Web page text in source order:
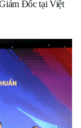
Đốc tại Việt